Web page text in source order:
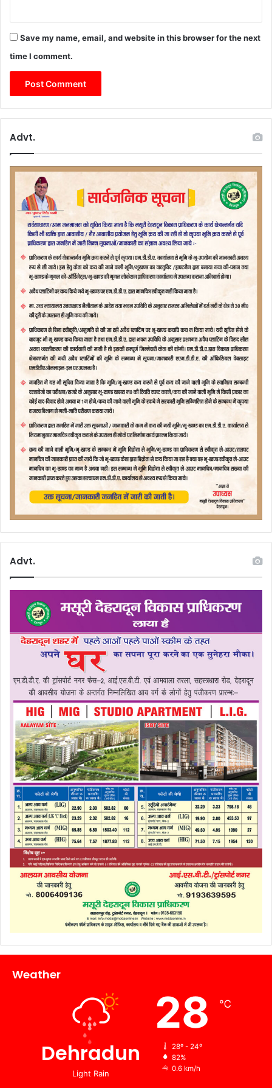
Save my name, email, and website in this browser for the next
time I comment.
Advt.
Advt.
Weather
Dehradun
Light Rain
28 ℃
28º - 24º
82%
0.6 km/h